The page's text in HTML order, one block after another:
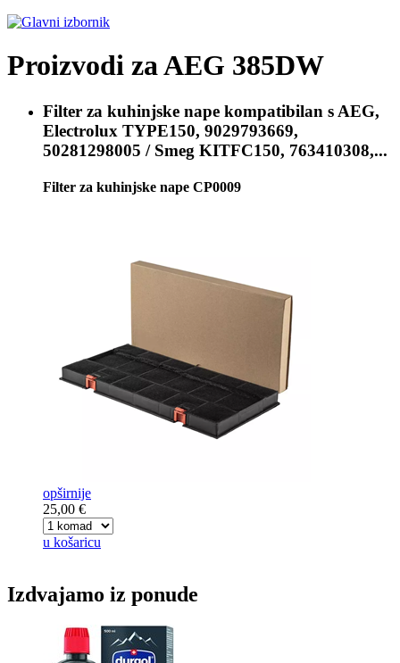
Proizvodi zaAEG 385DW
Filter za kuhinjske nape kompatibilan s AEG,
Electrolux TYPE150, 9029793669,
50281298005 / Smeg KITFC150, 763410308,...
Filter za kuhinjske nape CP0009
opširnije
25,00 €
u košaricu
Izdvajamo iz ponude